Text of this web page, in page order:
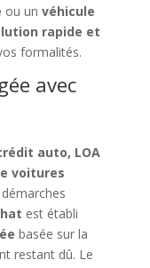
ou un véhicule
rapide et
formalités.
avec
auto, LOA
voitures
est établi
basée sur la
restant dû. Le